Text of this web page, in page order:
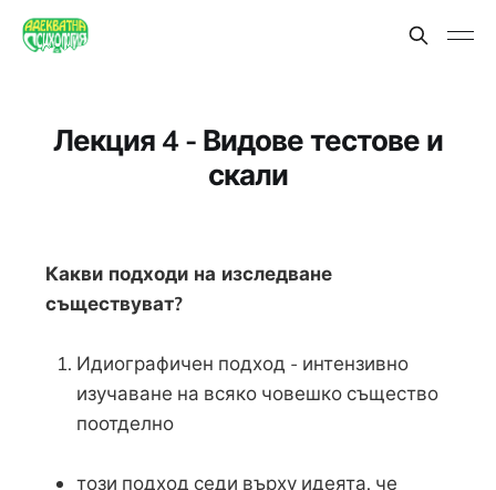
Лекция 4 - Видове тестове и
скали
Какви подходи на изследване
съществуват?
Идиографичен подход - интензивно
изучаване на всяко човешко същество
поотделно
този подход седи върху идеята, че